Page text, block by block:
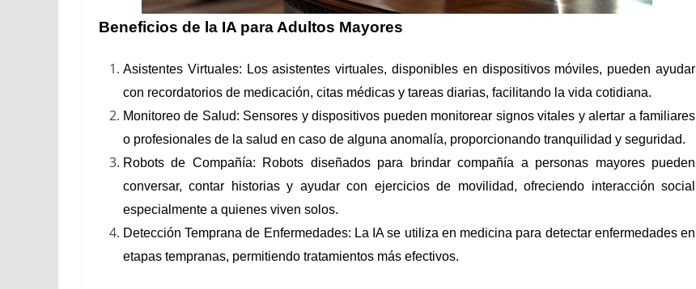
Beneficios de la IA para Adultos Mayores
Asistentes Virtuales: Los asistentes virtuales, disponibles en dispositivos móviles, pueden ayudar
con recordatorios de medicación, citas médicas y tareas diarias, facilitando la vida cotidiana.
Monitoreo de Salud: Sensores y dispositivos pueden monitorear signos vitales y alertar a familiares
o profesionales de la salud en caso de alguna anomalía, proporcionando tranquilidad y seguridad.
Robots de Compañía: Robots diseñados para brindar compañía a personas mayores pueden
conversar, contar historias y ayudar con ejercicios de movilidad, ofreciendo interacción social
especialmente a quienes viven solos.
Detección Temprana de Enfermedades: La IA se utiliza en medicina para detectar enfermedades en
etapas tempranas, permitiendo tratamientos más efectivos.